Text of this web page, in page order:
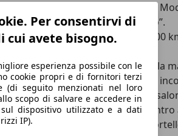
Per consentirvi di
cui avete bisogno.
esperienza possibile con le
cookie propri e di fornitori terzi
(di seguito menzionati nel loro
scopo di salvare e accedere in
dispositivo utilizzato e a dati
IP).
di acquistare una Macan o una
euro. Certo, è una “Turbo”.
più lenta. Né nello 0–100
di 60.043 euro?
E anche qui alziamo la
la cava piuttosto con le noiose
alla boutique per bambini o al
non è particolarmente
diffusore, piccolo spoiler sul